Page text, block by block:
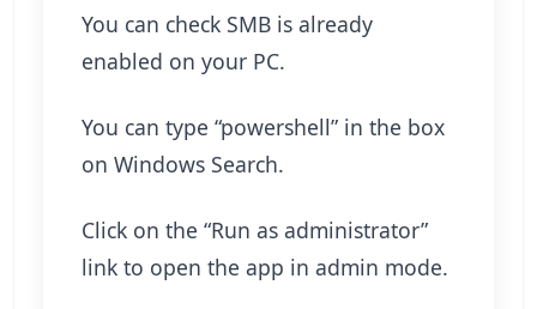
You can check SMB is already
enabled on your PC.
You can type “powershell” in the box
on Windows Search.
Click on the “Run as administrator”
link to open the app in admin mode.